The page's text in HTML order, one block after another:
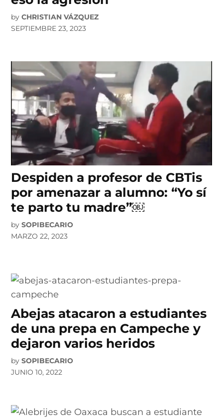
by CHRISTIAN VÁZQUEZ
SEPTIEMBRE 23, 2023
Despiden a profesor de CBTis
por amenazar a alumno: “Yo sí
te parto tu madre”￼
by SOPIBECARIO
MARZO 22, 2023
Abejas atacaron a estudiantes
de una prepa en Campeche y
dejaron varios heridos
by SOPIBECARIO
JUNIO 10, 2022